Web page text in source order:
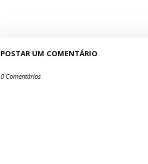
POSTAR UM COMENTÁRIO
0 Comentários